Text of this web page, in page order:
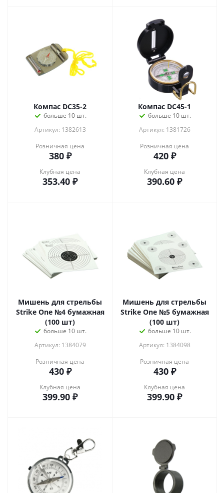
Компас DC35-2
больше 10 шт.
Артикул: 1382613
Розничная цена
380₽
Клубная цена
353.40 ₽
Компас DC45-1
больше 10 шт.
Артикул: 1381726
Розничная цена
420₽
Клубная цена
390.60 ₽
Мишень для стрельбы
Strike One №4 бумажная
(100 шт)
больше 10 шт.
Артикул: 1384079
Розничная цена
430₽
Клубная цена
399.90 ₽
Мишень для стрельбы
Strike One №5 бумажная
(100 шт)
больше 10 шт.
Артикул: 1384098
Розничная цена
430₽
Клубная цена
399.90 ₽